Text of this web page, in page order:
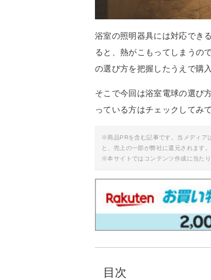
浴室の照明器具には対応でき
ると、熱がこもってしまうの
の選び方を把握したうえで購
そこで今回は浴室電球の選び
っている方はチェックしてみ
※商品PRを含む記事です。当メディア
と、売上の一部が弊社に還元されます。
※本サイトではコンテンツ作成に当た
目次